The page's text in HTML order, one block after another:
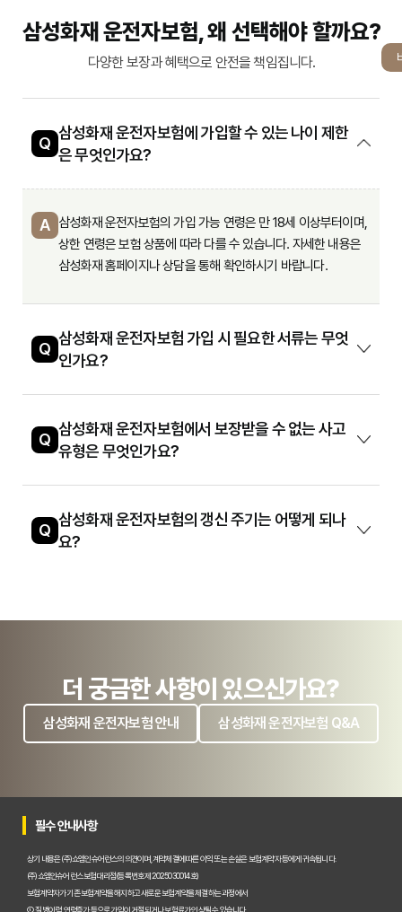
삼성화재 운전자보험, 왜 선택해야 할까요?
다양한 보장과 혜택으로 안전을 책임집니다.
Q
삼성화재 운전자보험에 가입할 수 있는 나이 제한
은 무엇인가요?
A 삼성화재 운전자보험의 가입 가능 연령은 만 18세 이상부터이며,
상한 연령은 보험 상품에 따라 다를 수 있습니다. 자세한 내용은
삼성화재 홈페이지나 상담을 통해 확인하시기 바랍니다.
Q
삼성화재 운전자보험 가입 시 필요한 서류는 무엇
인가요?
Q
삼성화재 운전자보험에서 보장받을 수 없는 사고
유형은 무엇인가요?
Q
삼성화재 운전자보험의 갱신 주기는 어떻게 되나
요?
더 궁금한 사항이 있으신가요?
삼성화재 운전자보험 안내 삼성화재 운전자보험 Q&A
필수 안내사항
상기 내용은 (주)쇼엠인슈어런스의 의견이며, 계약체결에 따른 이익 또는 손실은 보험계약자 등에게 귀속됩니다.
(주)쇼엠인슈어런스 보험대리점(등록번호 제2025030014호)
보험계약자가 기존 보험계약을 해지하고 새로운 보험계약을 체결하는 과정에서
① 질병이력, 연령증가 등으로 가입이 거절되거나 보험료가 인상될 수 있습니다.